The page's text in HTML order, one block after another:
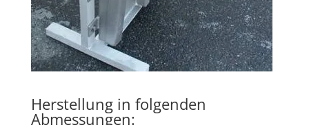
Herstellung in folgenden
Abmessungen: